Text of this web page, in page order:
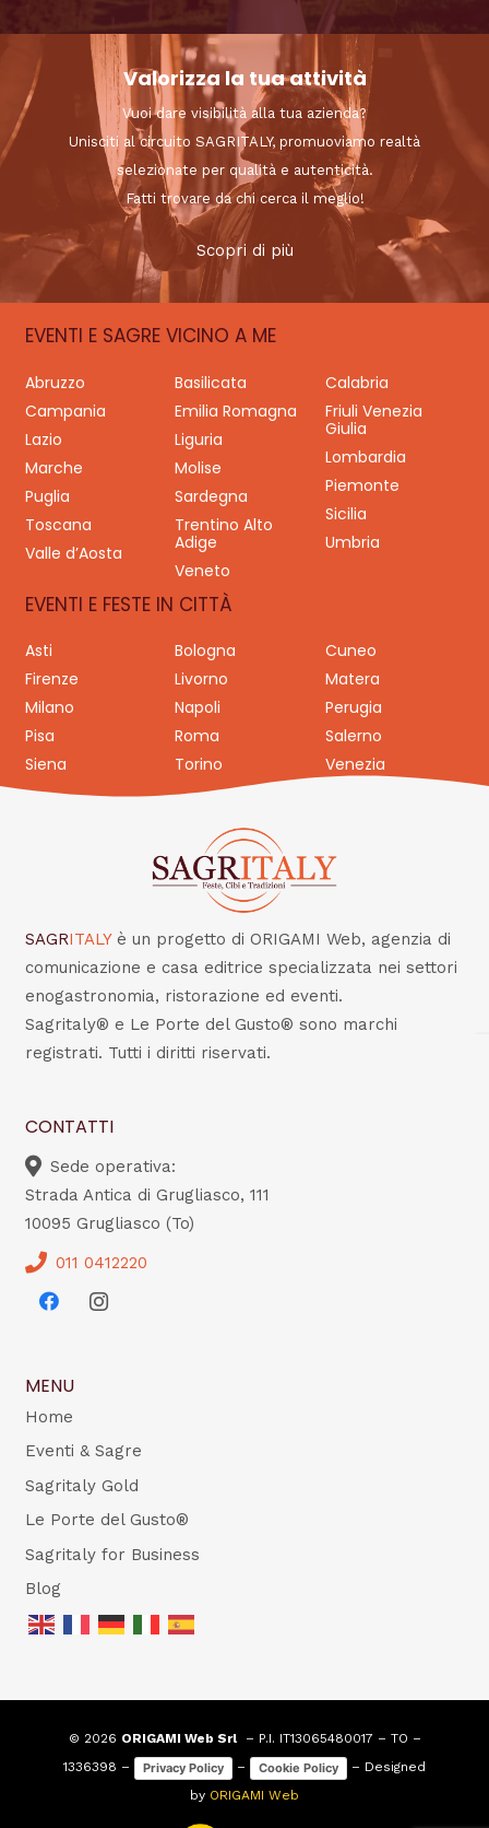
Valorizza la tua attività
Vuoi dare visibilità alla tua azienda?
Unisciti al circuito SAGRITALY, promuoviamo realtà
selezionate per qualità e autenticità.
Fatti trovare da chi cerca il meglio!
Scopri di più
EVENTI E SAGRE VICINO A ME
Abruzzo Basilicata
Calabria
Campania
Emilia Romagna
Friuli Venezia
Giulia
Lazio
Liguria
Lombardia
Marche
Molise
Piemonte
Puglia
Sardegna
Sicilia
Toscana
Trentino Alto
Adige
Umbria
Valle d’Aosta
Veneto
EVENTI E FESTE IN CITTÀ
Asti Bologna
Cuneo
Firenze
Livorno
Matera
Milano
Napoli
Perugia
Pisa
Roma
Salerno
Siena
Torino Venezia
SAGRITALY è un progetto di ORIGAMI Web, agenzia di
comunicazione e casa editrice specializzata nei settori
enogastronomia, ristorazione ed eventi.
Sagritaly® e Le Porte del Gusto® sono marchi
registrati. Tutti i diritti riservati.
CONTATTI
Sede operativa:
Strada Antica di Grugliasco, 111
10095 Grugliasco (To)
011 0412220
MENU
Home
Eventi & Sagre
Sagritaly Gold
Le Porte del Gusto®
Sagritaly for Business
Blog
© 2026 ORIGAMI Web Srl– P.I. IT13065480017 – TO –
1336398 –
Privacy Policy – Cookie Policy
– Designed
by ORIGAMI Web